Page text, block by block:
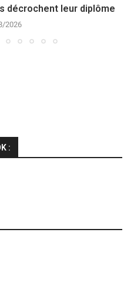
décrochent leur diplôme
2026
: